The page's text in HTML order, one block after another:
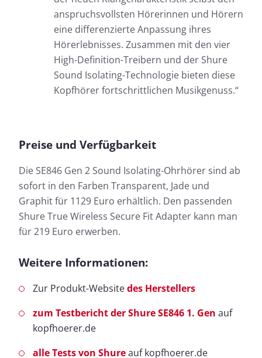
anspruchsvollsten Hörerinnen und Hörern
eine differenzierte Anpassung ihres
Hörerlebnisses. Zusammen mit den vier
High-Definition-Treibern und der Shure
Sound Isolating-Technologie bieten diese
Kopfhörer fortschrittlichen Musikgenuss.“
Preise und Verfügbarkeit
Die SE846 Gen 2 Sound Isolating-Ohrhörer sind ab
sofort in den Farben Transparent, Jade und
Graphit für 1129 Euro erhältlich. Den passenden
Shure True Wireless Secure Fit Adapter kann man
für 219 Euro erwerben.
Weitere Informationen:
Zur Produkt-Websitedes Herstellers
zum Testbericht der Shure SE846 1. Gen auf
kopfhoerer.de
alle Tests von Shureauf kopfhoerer.de